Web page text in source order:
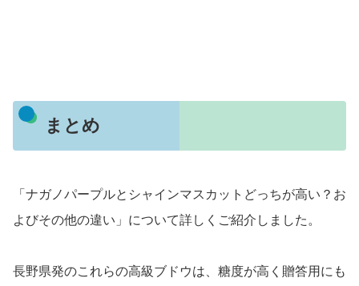
まとめ
「ナガノパープルとシャインマスカットどっちが高い？お
よびその他の違い」について詳しくご紹介しました。
長野県発のこれらの高級ブドウは、糖度が高く贈答用にも